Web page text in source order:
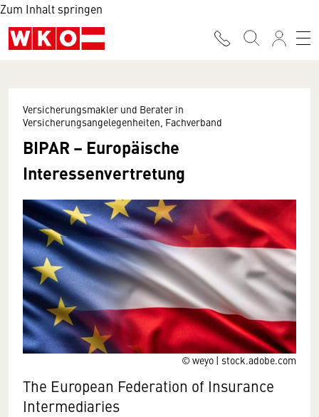
Zum Inhalt springen
© weyo | stock.adobe.com
Versicherungsmakler und Berater in
Versicherungsangelegenheiten, Fachverband
BIPAR – Europäische
Interessenvertretung
The European Federation of Insurance
Intermediaries